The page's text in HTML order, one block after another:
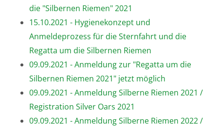
die "Silbernen Riemen" 2021
15.10.2021 - Hygienekonzept und
Anmeldeprozess für die Sternfahrt und die
Regatta um die Silbernen Riemen
09.09.2021 - Anmeldung zur "Regatta um die
Silbernen Riemen 2021" jetzt möglich
09.09.2021 - Anmeldung Silberne Riemen 2021 /
Registration Silver Oars 2021
09.09.2021 - Anmeldung Silberne Riemen 2022 /